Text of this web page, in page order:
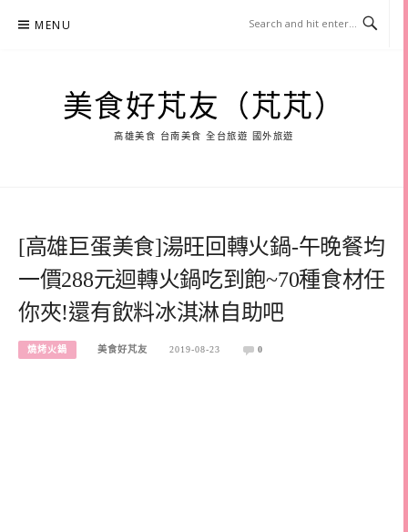
MENU
美食好芃友（芃芃）
高雄美食 台南美食 全台旅遊 國外旅遊
[高雄巨蛋美食]湯旺回轉火鍋-午晚餐均
一價288元迴轉火鍋吃到飽~70種食材任
你夾!還有飲料冰淇淋自助吧
燒烤火鍋 美食好芃友 2019-08-23 0